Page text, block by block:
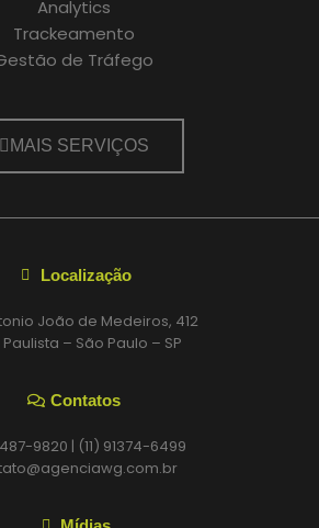
Analytics
Trackeamento
de Tráfego
MAIS SERVIÇOS
Localização
João de Medeiros, 412
– São Paulo – SP
Contatos
9820 | (11) 91374-6499